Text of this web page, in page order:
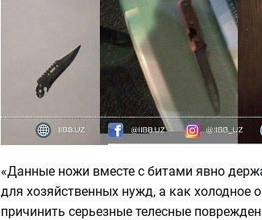
«Данные ножи вместе с битами явно
для хозяйственных нужд, а как
причинить серьезные телесные